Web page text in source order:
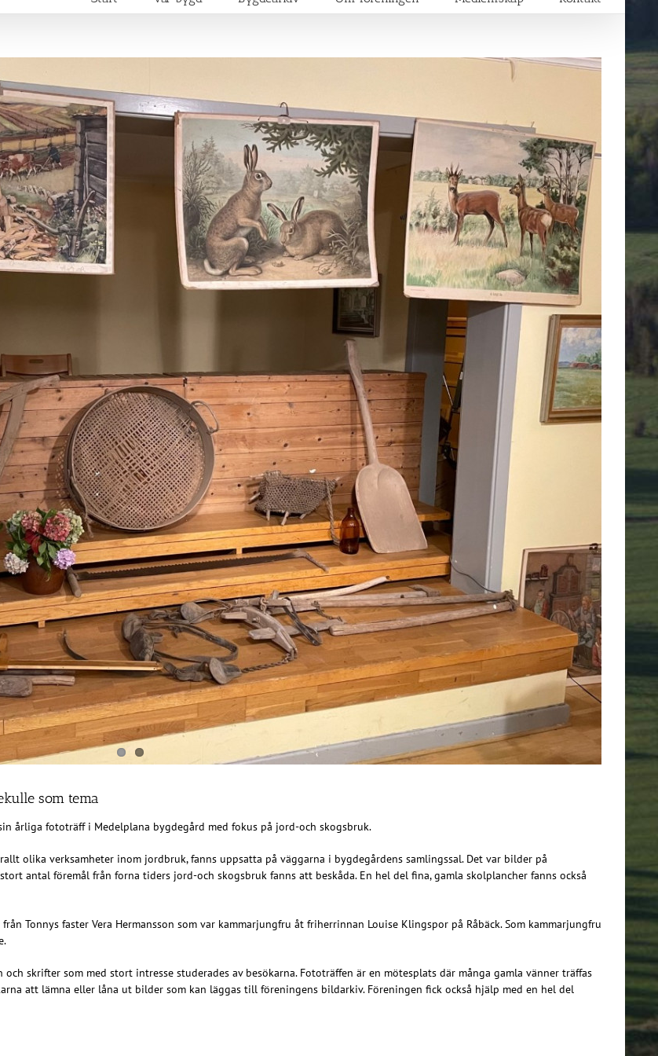
som tema
årliga fototräff i Medelplana bygdegård med fokus på jord-och skogsbruk.
olika verksamheter inom jordbruk, fanns uppsatta på väggarna i bygdegårdens samlingssal. Det var bilder på
antal föremål från forna tiders jord-och skogsbruk fanns att beskåda. En hel del fina, gamla skolplancher fanns också
Tonnys faster Vera Hermansson som var kammarjungfru åt friherrinnan Louise Klingspor på Råbäck. Som kammarjungfru
skrifter som med stort intresse studerades av besökarna. Fototräffen är en mötesplats där många gamla vänner träffas
att lämna eller låna ut bilder som kan läggas till föreningens bildarkiv. Föreningen fick också hjälp med en hel del